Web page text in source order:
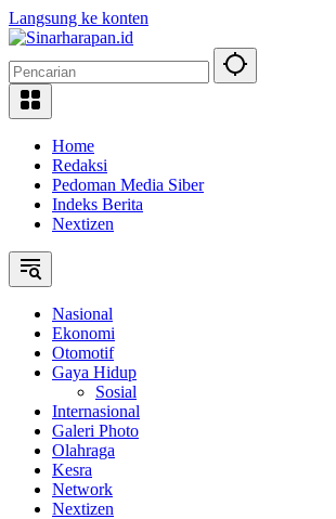
Langsung ke konten
Home
Redaksi
Pedoman Media Siber
Indeks Berita
Nextizen
Nasional
Ekonomi
Otomotif
Gaya Hidup
Sosial
Internasional
Galeri Photo
Olahraga
Kesra
Network
Nextizen